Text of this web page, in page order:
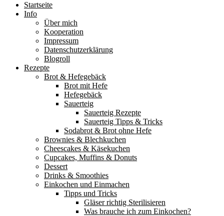
Startseite
Info
Über mich
Kooperation
Impressum
Datenschutzerklärung
Blogroll
Rezepte
Brot & Hefegebäck
Brot mit Hefe
Hefegebäck
Sauerteig
Sauerteig Rezepte
Sauerteig Tipps & Tricks
Sodabrot & Brot ohne Hefe
Brownies & Blechkuchen
Cheescakes & Käsekuchen
Cupcakes, Muffins & Donuts
Dessert
Drinks & Smoothies
Einkochen und Einmachen
Tipps und Tricks
Gläser richtig Sterilisieren
Was brauche ich zum Einkochen?